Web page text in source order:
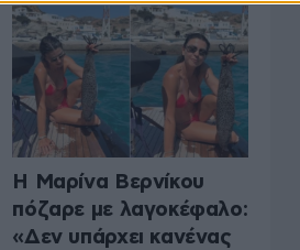
Η Μαρίνα Βερνίκου
πόζαρε με λαγοκέφαλο:
«Δεν υπάρχει κανένας